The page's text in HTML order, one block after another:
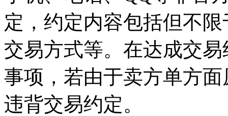
定，约定内容包括但不
交易方式等。在达成交
事项，若由于卖方单方
违背交易约定。